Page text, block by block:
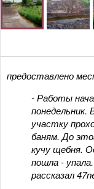
предоставлено
- Работы
понедельник.
участку
баням. До
кучу щебня.
пошла -
рассказал